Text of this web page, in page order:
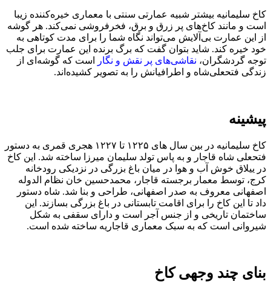
کاخ سلیمانیه بیشتر شبیه عمارتی سنتی با معماری خیره‌کننده زیبا
است و مانند کاخ‌های پر زرق و برق، فخرفروشی نمی‌کند. هر گوشه
از این عمارت بی‌آلایش می‌تواند نگاه شما را برای مدت کوتاهی به
خود خیره کند. شاید بتوان گفت که برگ برنده این عمارت برای جلب‌
توجه گردشگران، نقاشی‌های پر نقش و نگار
است که گوشه‌ای از
زندگی فتحعلی‌شاه و اطرافیانش را به تصویر کشیده‌اند.
پیشینه
کاخ سلیمانیه در بین سال‌ های ۱۲۲۵ تا ۱۲۲۷ هجری قمری به دستور
فتحعلی ‌شاه قاجار و به پاس تولد سلیمان میرزا ساخته شد. این کاخ
در ییلاق خوش آب و هوا در میان باغ بزرگی در نزدیکی رودخانه
کرج، توسط معمار برجسته قاجار، محمدحسین خان نظام الدوله
اصفهانی معروف به صدر اصفهانی، طراحی و بنا شد. شاه دستور
داد تا این کاخ را برای اقامت تابستانی در باغ بزرگی بسازند. این
ساختمان تاریخی و از جنس آجر است و دارای سقفی به شکل
شیروانی است که به سبک معماری قاجاریه ساخته شده است.
بنای چند وجهی کاخ